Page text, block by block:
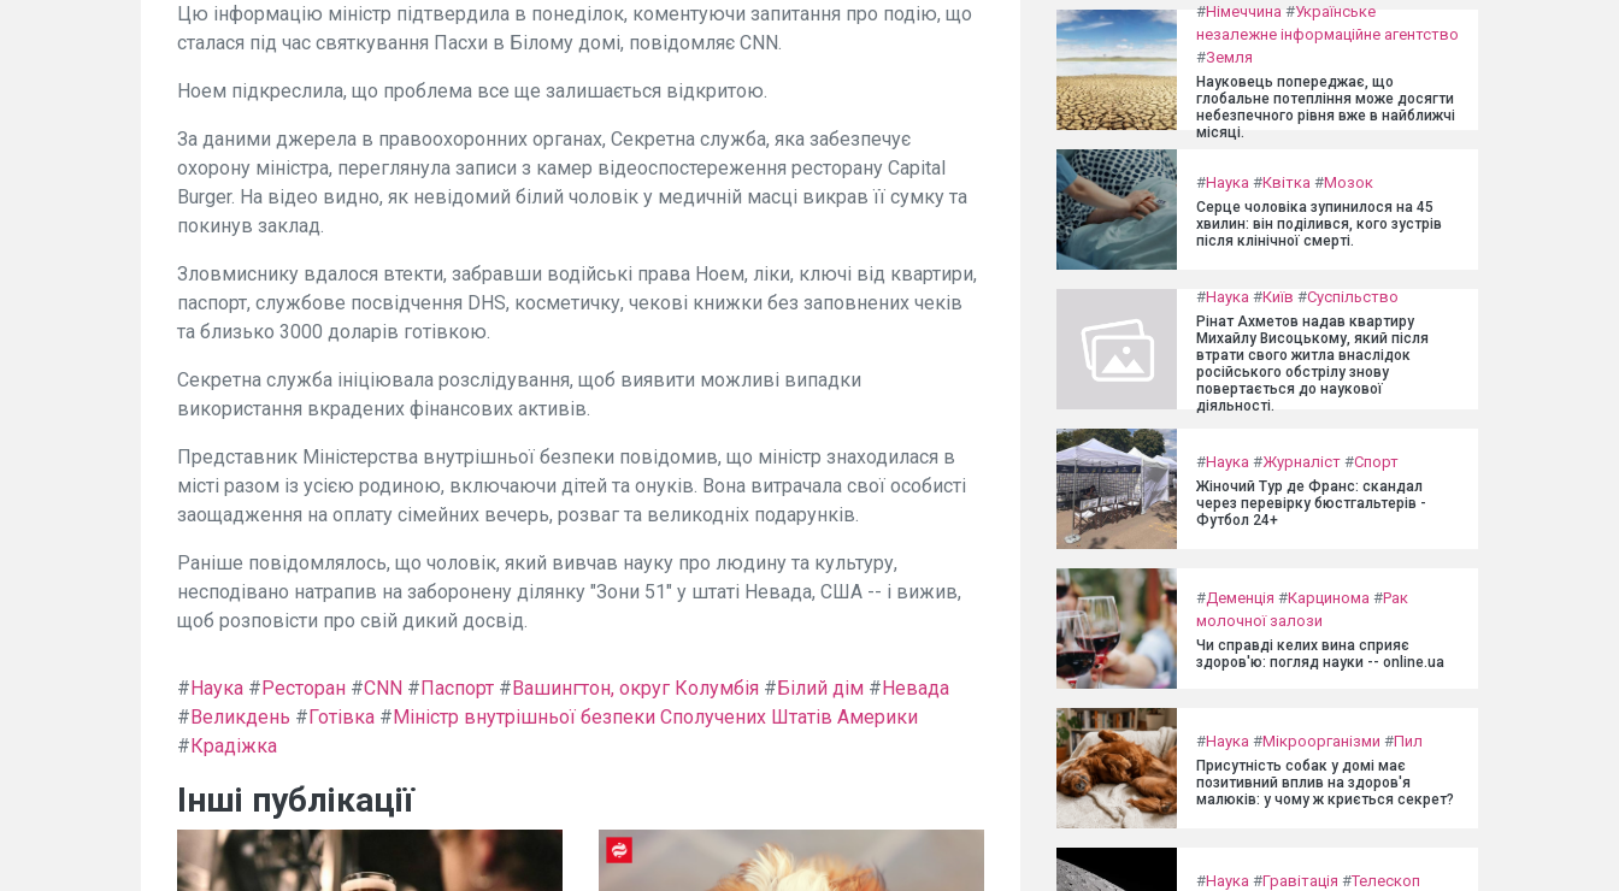
Цю інформацію міністр підтвердила в понеділок, коментуючи запитання про подію, що
сталася під час святкування Пасхи в Білому домі, повідомляє CNN.
Ноем підкреслила, що проблема все ще залишається відкритою.
За даними джерела в правоохоронних органах, Секретна служба, яка забезпечує
охорону міністра, переглянула записи з камер відеоспостереження ресторану Capital
Burger. На відео видно, як невідомий білий чоловік у медичній масці викрав її сумку та
покинув заклад.
Зловмиснику вдалося втекти, забравши водійські права Ноем, ліки, ключі від квартири,
паспорт, службове посвідчення DHS, косметичку, чекові книжки без заповнених чеків
та близько 3000 доларів готівкою.
Секретна служба ініціювала розслідування, щоб виявити можливі випадки
використання вкрадених фінансових активів.
Представник Міністерства внутрішньої безпеки повідомив, що міністр знаходилася в
місті разом із усією родиною, включаючи дітей та онуків. Вона витрачала свої особисті
заощадження на оплату сімейних вечерь, розваг та великодніх подарунків.
Раніше повідомлялось, що чоловік, який вивчав науку про людину та культуру,
несподівано натрапив на заборонену ділянку "Зони 51" у штаті Невада, США -- і вижив,
щоб розповісти про свій дикий досвід.
#Наука #Ресторан #CNN #Паспорт #Вашингтон, округ Колумбія #Білий дім #Невада
#Великдень #Готівка #Міністр внутрішньої безпеки Сполучених Штатів Америки
#Крадіжка
Інші публікації
#Німеччина #Українське
незалежне інформаційне агентство
#Земля
Науковець попереджає, що
глобальне потепління може досягти
небезпечного рівня вже в найближчі
місяці.
#Наука #Квітка #Мозок
Серце чоловіка зупинилося на 45
хвилин: він поділився, кого зустрів
після клінічної смерті.
#Наука #Київ #Суспільство
Рінат Ахметов надав квартиру
Михайлу Висоцькому, який після
втрати свого житла внаслідок
російського обстрілу знову
повертається до наукової
діяльності.
#Наука #Журналіст #Спорт
Жіночий Тур де Франс: скандал
через перевірку бюстгальтерів -
Футбол 24+
#Деменція #Карцинома #Рак
молочної залози
Чи справді келих вина сприяє
здоров'ю: погляд науки -- online.ua
#Наука #Мікроорганізми #Пил
Присутність собак у домі має
позитивний вплив на здоров'я
малюків: у чому ж криється секрет?
#Наука #Гравітація #Телескоп